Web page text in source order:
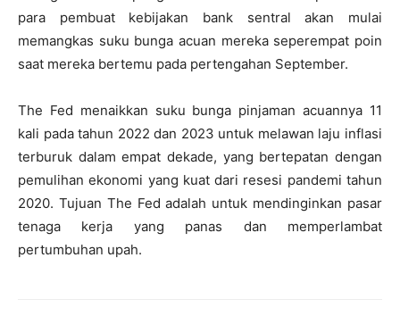
para pembuat kebijakan bank sentral akan mulai
memangkas suku bunga acuan mereka seperempat poin
saat mereka bertemu pada pertengahan September.
The Fed menaikkan suku bunga pinjaman acuannya 11
kali pada tahun 2022 dan 2023 untuk melawan laju inflasi
terburuk dalam empat dekade, yang bertepatan dengan
pemulihan ekonomi yang kuat dari resesi pandemi tahun
2020. Tujuan The Fed adalah untuk mendinginkan pasar
tenaga kerja yang panas dan memperlambat
pertumbuhan upah.